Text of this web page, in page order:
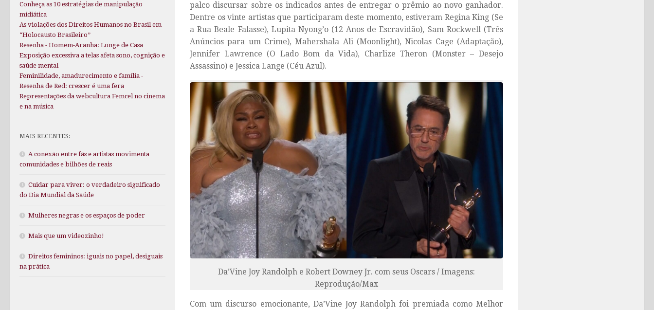
palco discursar sobre os indicados antes de entregar o prêmio ao novo ganhador.
Dentre os vinte artistas que participaram deste momento, estiveram Regina King (Se
a Rua Beale Falasse), Lupita Nyong’o (12 Anos de Escravidão), Sam Rockwell (Três
Anúncios para um Crime), Mahershala Ali (Moonlight), Nicolas Cage (Adaptação),
Jennifer Lawrence (O Lado Bom da Vida), Charlize Theron (Monster – Desejo
Assassino) e Jessica Lange (Céu Azul).
Da’Vine Joy Randolph e Robert Downey Jr. com seus Oscars / Imagens:
Reprodução/Max
Com um discurso emocionante, Da’Vine Joy Randolph foi premiada como Melhor
Conheça as 10 estratégias de manipulação
midiática
As violações dos Direitos Humanos no Brasil em
“Holocausto Brasileiro”
Resenha - Homem-Aranha: Longe de Casa
Exposição excessiva a telas afeta sono, cognição e
saúde mental
Feminilidade, amadurecimento e família -
Resenha de Red: crescer é uma fera
Representações da webcultura Femcel no cinema
e na música
MAIS RECENTES:
A conexão entre fãs e artistas movimenta
comunidades e bilhões de reais
Cuidar para viver: o verdadeiro significado
do Dia Mundial da Saúde
Mulheres negras e os espaços de poder
Mais que um videozinho!
Direitos femininos: iguais no papel, desiguais
na prática